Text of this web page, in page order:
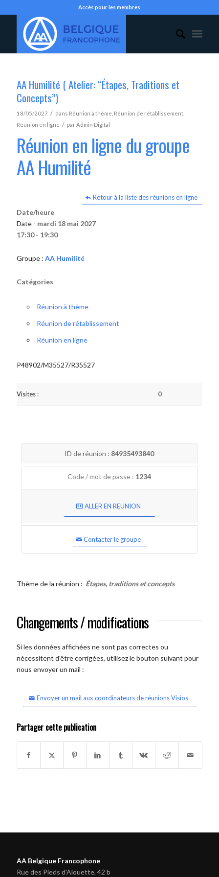
Accès pour les membres
AA Humilité ( Atelier: “Étapes, Traditions et
Concepts”)
18/05/2027 / dans Réunion à thème Réunion de rétablissement,
Réunion en ligne / parAdmin Digital
Réunion en ligne du groupe
AA Humilité
Retour à la liste des réunions en ligne
Date/heure
Date - mardi 18 mai 2027
17:30 - 19:30
Groupe : AA Humilité
Catégories
Réunion à thème
Réunion de rétablissement
Réunion en ligne
P48902/M35527/R35527
Visites : 0
ID de réunion : 84935493840
Code / mot de passe : 1234
ALLER EN REUNION
Contacter le groupe
Thème de la réunion : Étapes, traditions et concepts
Changements / modifications
Si les données affichées ne sont pas correctes ou
nécessitent d'être corrigées, utilisez le bouton suivant pour
nous envoyer un mail :
Envoyer un mail aux coordinateurs de réunions Visios
Partager cette publication
AA Belgique Francophone
Rue des Pieds d'Alouette, 42 b